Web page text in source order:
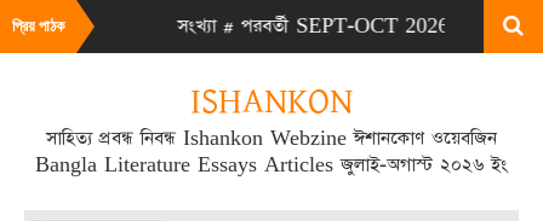
প্রিয় পাঠক
AUG 2026 সংখ্যা # পরবর্তী SEPT-OCT 2026 সংখ্যা প্রকাশিত
ISHANKON
সাহিত্য প্রবন্ধ নিবন্ধ Ishankon Webzine ঈশানকোণ ওয়েবজিন
Bangla Literature Essays Articles জুলাই-অগাস্ট ২০২৬ ইং